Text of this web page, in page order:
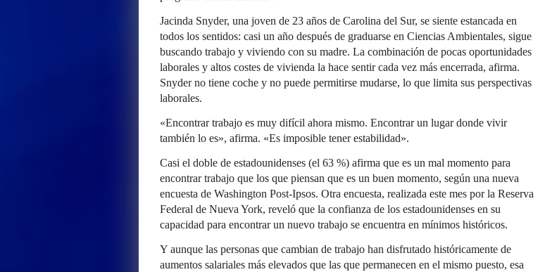
Jacinda Snyder, una joven de 23 años de Carolina del Sur, se siente estancada en
todos los sentidos: casi un año después de graduarse en Ciencias Ambientales, sigue
buscando trabajo y viviendo con su madre. La combinación de pocas oportunidades
laborales y altos costes de vivienda la hace sentir cada vez más encerrada, afirma.
Snyder no tiene coche y no puede permitirse mudarse, lo que limita sus perspectivas
laborales.
«Encontrar trabajo es muy difícil ahora mismo. Encontrar un lugar donde vivir
también lo es», afirma. «Es imposible tener estabilidad».
Casi el doble de estadounidenses (el 63 %) afirma que es un mal momento para
encontrar trabajo que los que piensan que es un buen momento, según una nueva
encuesta de Washington Post-Ipsos. Otra encuesta, realizada este mes por la Reserva
Federal de Nueva York, reveló que la confianza de los estadounidenses en su
capacidad para encontrar un nuevo trabajo se encuentra en mínimos históricos.
Y aunque las personas que cambian de trabajo han disfrutado históricamente de
aumentos salariales más elevados que las que permanecen en el mismo puesto, esa